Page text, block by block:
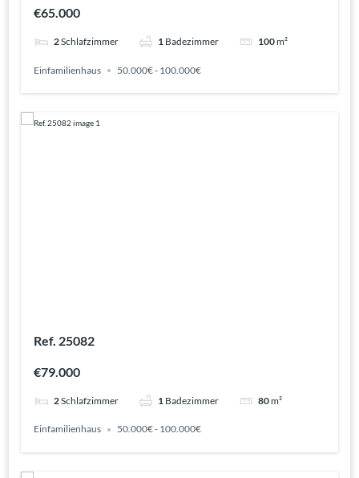
€65.000
2Schlafzimmer 1 Badezimmer 100m²
Einfamilienhaus 50.000€ - 100.000€
Ref. 25082
€79.000
2Schlafzimmer 1 Badezimmer 80m²
Einfamilienhaus 50.000€ - 100.000€